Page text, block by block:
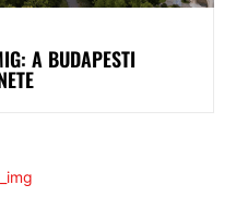
A BUDAPESTI